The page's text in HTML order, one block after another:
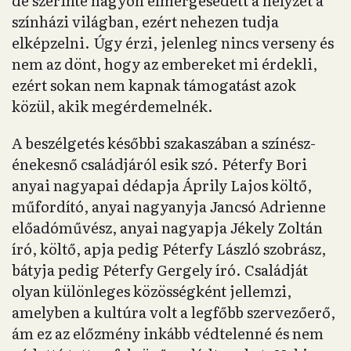
színházi világban, ezért nehezen tudja
elképzelni. Úgy érzi, jelenleg nincs verseny és
nem az dönt, hogy az embereket mi érdekli,
ezért sokan nem kapnak támogatást azok
közül, akik megérdemelnék.
A beszélgetés későbbi szakaszában a színész-
énekesnő családjáról esik szó. Péterfy Bori
anyai nagyapai dédapja Áprily Lajos költő,
műfordító, anyai nagyanyja Jancsó Adrienne
előadóművész, anyai nagyapja Jékely Zoltán
író, költő, apja pedig Péterfy László szobrász,
bátyja pedig Péterfy Gergely író. Családját
olyan különleges közösségként jellemzi,
amelyben a kultúra volt a legfőbb szervezőerő,
ám ez az előzmény inkább védtelenné és nem